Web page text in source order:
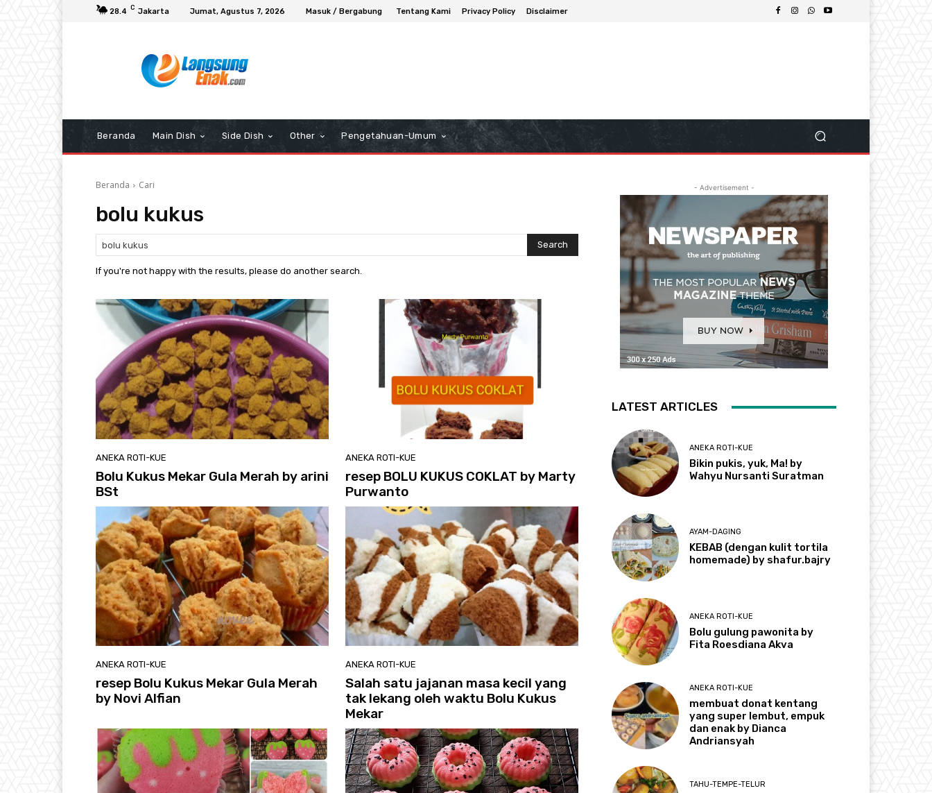
28.4 C Jakarta Jumat, Agustus 7, 2026 Masuk / Bergabung Tentang Kami Privacy Policy Disclaimer
Beranda Main Dish Side Dish Other Pengetahuan-Umum
Beranda Cari
bolu kukus
Search
If you're not happy with the results, please do another search.
ANEKA ROTI-KUE
Bolu Kukus Mekar Gula Merah by arini
BSt
ANEKA ROTI-KUE
resep BOLU KUKUS COKLAT by Marty
Purwanto
ANEKA ROTI-KUE
resep Bolu Kukus Mekar Gula Merah
by Novi Alfian
ANEKA ROTI-KUE
Salah satu jajanan masa kecil yang
tak lekang oleh waktu Bolu Kukus
Mekar
- Advertisement -
LATEST ARTICLES
ANEKA ROTI-KUE
Bikin pukis, yuk, Ma! by
Wahyu Nursanti Suratman
AYAM-DAGING
KEBAB (dengan kulit tortila
homemade) by shafur.bajry
ANEKA ROTI-KUE
Bolu gulung pawonita by
Fita Roesdiana Akva
ANEKA ROTI-KUE
membuat donat kentang
yang super lembut, empuk
dan enak by Dianca
Andriansyah
TAHU-TEMPE-TELUR